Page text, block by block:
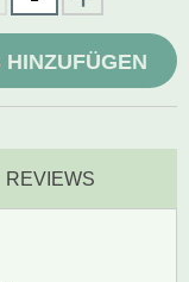
REVIEWS